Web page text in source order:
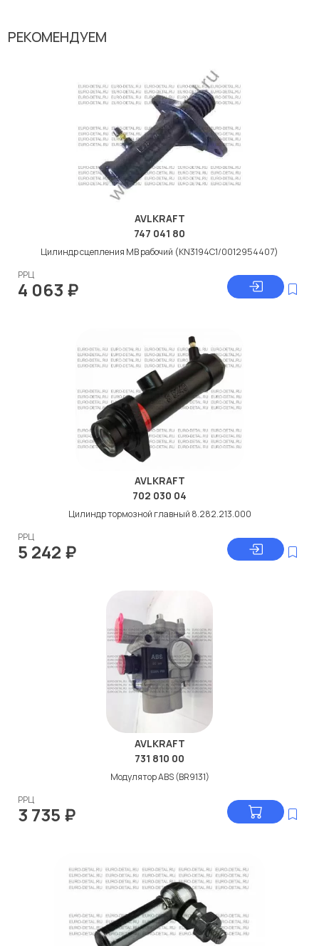
РЕКОМЕНДУЕМ
AVLKRAFT
747 041 80
Цилиндр сцепления МВ рабочий (KN3194C1/0012954407)
РРЦ
4 063 ₽
AVLKRAFT
702 030 04
Цилиндр тормозной главный 8.282.213.000
РРЦ
5 242 ₽
AVLKRAFT
731 810 00
Модулятор ABS (BR9131)
РРЦ
3 735 ₽